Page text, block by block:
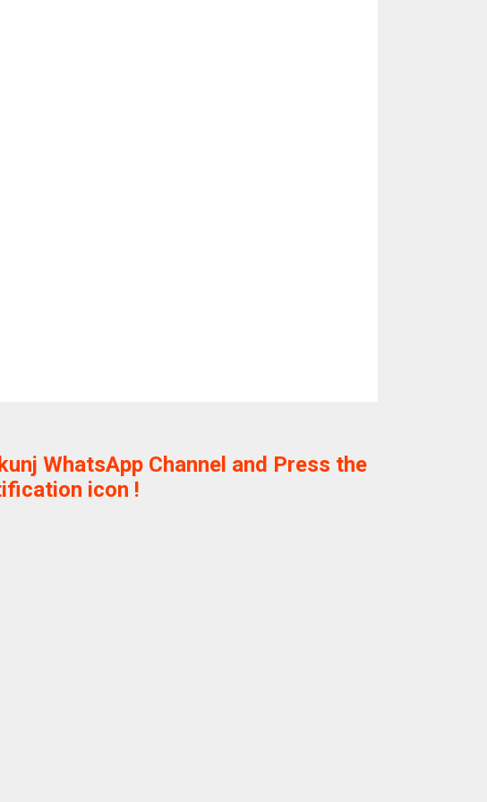
WhatsApp Channel and Press the
icon !